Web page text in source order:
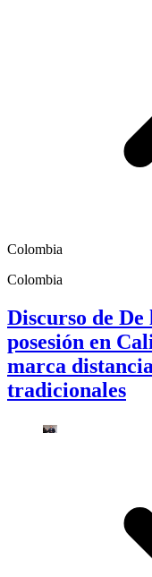
Colombia
Colombia
Discurso de
posesión en
marca
tradicionales